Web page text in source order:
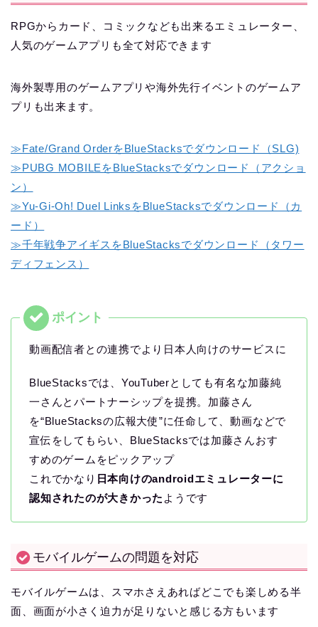
RPGからカード、コミックなども出来るエミュレーター、
人気のゲームアプリも全て対応できます
海外製専用のゲームアプリや海外先行イベントのゲームア
プリも出来ます。
≫Fate/Grand OrderをBlueStacksでダウンロード（SLG)
≫PUBG MOBILEをBlueStacksでダウンロード（アクショ
ン）
≫Yu-Gi-Oh! Duel LinksをBlueStacksでダウンロード（カ
ード）
≫千年戦争アイギスをBlueStacksでダウンロード（タワー
ディフェンス）
動画配信者との連携でより日本人向けのサービスに
BlueStacksでは、YouTuberとしても有名な加藤純
一さんとパートナーシップを提携。加藤さん
を“BlueStacksの広報大使”に任命して、動画などで
宣伝をしてもらい、BlueStacksでは加藤さんおす
すめのゲームをピックアップ
これでかなり 日本向けのandroidエミュレーターに
認知されたのが大きかった ようです
モバイルゲームの問題を対応
モバイルゲームは、スマホさえあればどこでも楽しめる半
面、画面が小さく迫力が足りないと感じる方もいます